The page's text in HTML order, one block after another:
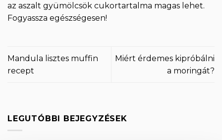
az aszalt gyümölcsök cukortartalma magas lehet.
Fogyassza egészségesen!
Mandula lisztes muffin
recept
Miért érdemes kipróbálni
a moringát?
LEGUTÓBBI BEJEGYZÉSEK